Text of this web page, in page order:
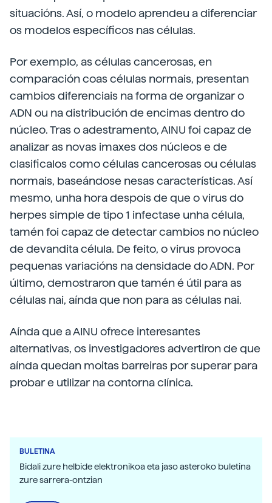
situacións. Así, o modelo aprendeu a diferenciar
os modelos específicos nas células.
Por exemplo, as células cancerosas, en
comparación coas células normais, presentan
cambios diferenciais na forma de organizar o
ADN ou na distribución de encimas dentro do
núcleo. Tras o adestramento, AINU foi capaz de
analizar as novas imaxes dos núcleos e de
clasificalos como células cancerosas ou células
normais, baseándose nesas características. Así
mesmo, unha hora despois de que o virus do
herpes simple de tipo 1 infectase unha célula,
tamén foi capaz de detectar cambios no núcleo
de devandita célula. De feito, o virus provoca
pequenas variacións na densidade do ADN. Por
último, demostraron que tamén é útil para as
células nai, aínda que non para as células nai.
Aínda que a AINU ofrece interesantes
alternativas, os investigadores advertiron de que
aínda quedan moitas barreiras por superar para
probar e utilizar na contorna clínica.
BULETINA
Bidali zure helbide elektronikoa eta jaso asteroko buletina
zure sarrera-ontzian